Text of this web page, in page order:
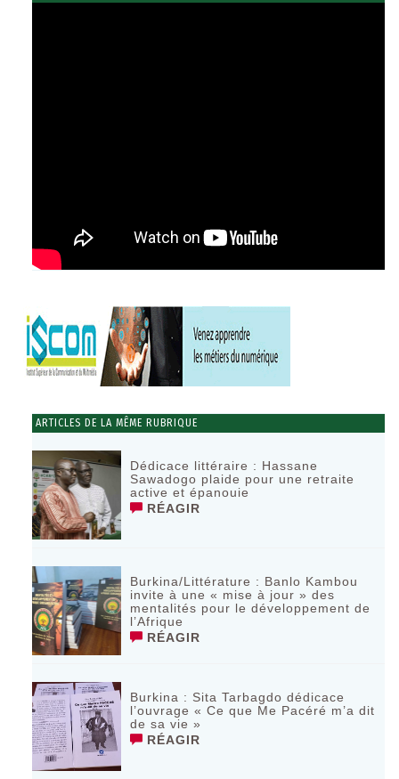
ARTICLES DE LA MÊME RUBRIQUE
Dédicace littéraire : Hassane
Sawadogo plaide pour une retraite
active et épanouie
RÉAGIR
Burkina/Littérature : Banlo Kambou
invite à une « mise à jour » des
mentalités pour le développement de
l’Afrique
RÉAGIR
Burkina : Sita Tarbagdo dédicace
l’ouvrage « Ce que Me Pacéré m’a dit
de sa vie »
RÉAGIR